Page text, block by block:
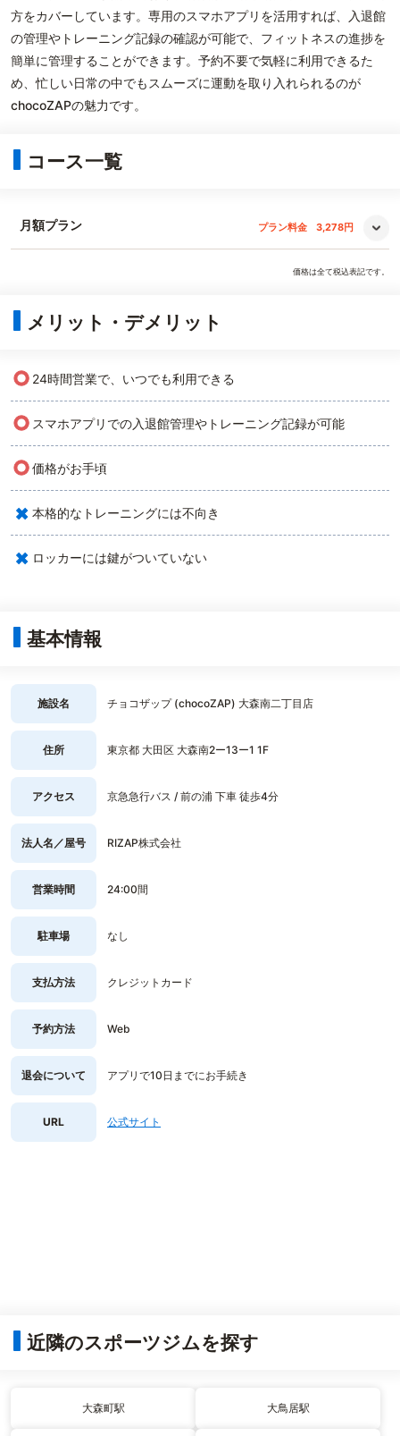
方をカバーしています。専用のスマホアプリを活用すれば、入退館
の管理やトレーニング記録の確認が可能で、フィットネスの進捗を
簡単に管理することができます。予約不要で気軽に利用できるた
め、忙しい日常の中でもスムーズに運動を取り入れられるのが
chocoZAPの魅力です。
コース一覧
月額プラン プラン料金 3,278円
価格は全て税込表記です。
メリット・デメリット
○ 24時間営業で、いつでも利用できる
○ スマホアプリでの入退館管理やトレーニング記録が可能
○価格がお手頃
× 本格的なトレーニングには不向き
× ロッカーには鍵がついていない
基本情報
施設名 チョコザップ (chocoZAP) 大森南二丁目店
住所 東京都 大田区 大森南2ー13ー1 1F
アクセス 京急急行バス / 前の浦 下車 徒歩4分
法人名／屋号 RIZAP株式会社
営業時間 24:00間
駐車場 なし
支払方法 クレジットカード
予約方法 Web
退会について アプリで10日までにお手続き
URL 公式サイト
近隣のスポーツジムを探す
大森町駅 大鳥居駅